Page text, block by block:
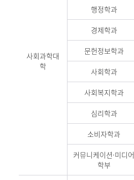
사회과학대
학
행정학과
경제학과
문헌정보학과
사회학과
사회복지학과
심리학과
소비자학과
커뮤니케이션·미디어
학부